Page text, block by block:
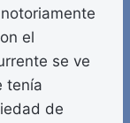
el
se ve
tenía
de